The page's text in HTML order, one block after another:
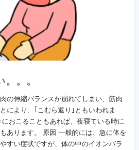
。。
の伸縮バランスが崩れてしまい、筋肉
により、｢こむら返り｣ともいわれま
おこることもあれば、夜寝ている時に
あります。 原因 一般的には、急に体を
すい症状ですが、体の中のイオンバラ